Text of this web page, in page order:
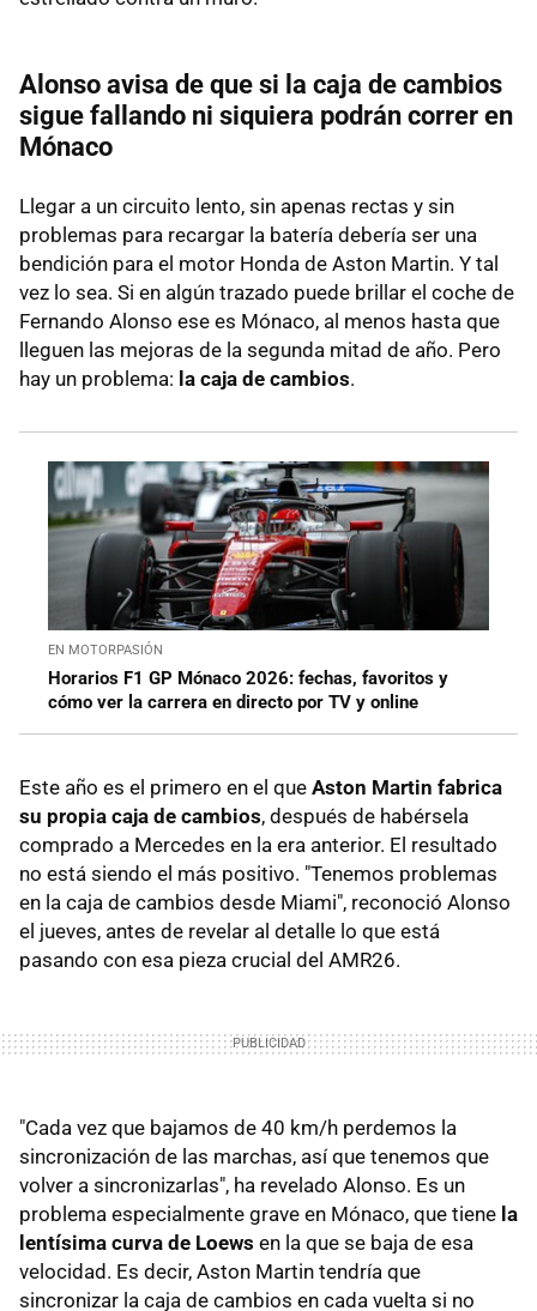
Alonso avisa de que si la caja de cambios
sigue fallando ni siquiera podrán correr en
Mónaco
Llegar a un circuito lento, sin apenas rectas y sin
problemas para recargar la batería debería ser una
bendición para el motor Honda de Aston Martin. Y tal
vez lo sea. Si en algún trazado puede brillar el coche de
Fernando Alonso ese es Mónaco, al menos hasta que
lleguen las mejoras de la segunda mitad de año. Pero
hay un problema: la caja de cambios.
EN MOTORPASIÓN
Horarios F1 GP Mónaco 2026: fechas, favoritos y
cómo ver la carrera en directo por TV y online
Este año es el primero en el que Aston Martin fabrica
su propia caja de cambios, después de habérsela
comprado a Mercedes en la era anterior. El resultado
no está siendo el más positivo. "Tenemos problemas
en la caja de cambios desde Miami", reconoció Alonso
el jueves, antes de revelar al detalle lo que está
pasando con esa pieza crucial del AMR26.
"Cada vez que bajamos de 40 km/h perdemos la
sincronización de las marchas, así que tenemos que
volver a sincronizarlas", ha revelado Alonso. Es un
problema especialmente grave en Mónaco, que tiene la
lentísima curva de Loews en la que se baja de esa
velocidad. Es decir, Aston Martin tendría que
sincronizar la caja de cambios en cada vuelta si no